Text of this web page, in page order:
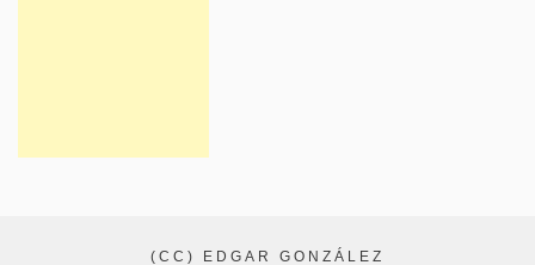
(CC) EDGAR GONZÁLEZ